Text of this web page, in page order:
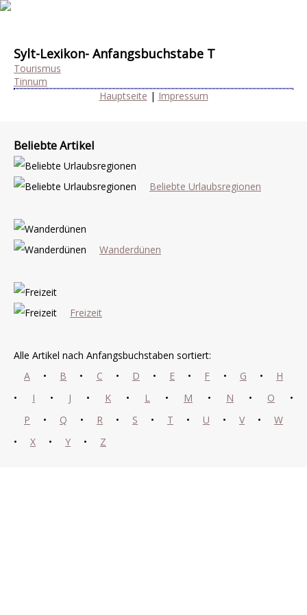
Sylt-Lexikon- Anfangsbuchstabe T
Tourismus
Tinnum
Hauptseite | Impressum
Beliebte Artikel
Beliebte Urlaubsregionen
Wanderdünen
Freizeit
Alle Artikel nach Anfangsbuchstaben sortiert:
A
• B • C • D • E • F • G •
H
•
I • J • K • L • M • N • O
•
P
• Q • R • S • T • U • V •
W
•
X • Y • Z